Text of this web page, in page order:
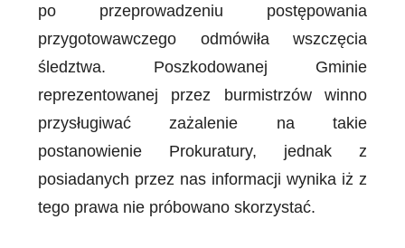
po przeprowadzeniu postępowania
przygotowawczego odmówiła wszczęcia
śledztwa. Poszkodowanej Gminie
reprezentowanej przez burmistrzów winno
przysługiwać zażalenie na takie
postanowienie Prokuratury, jednak z
posiadanych przez nas informacji wynika iż z
tego prawa nie próbowano skorzystać.